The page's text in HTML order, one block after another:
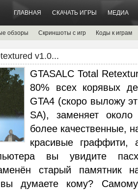
ГЛАВНАЯ СКАЧАТЬ ИГРЫ МЕДИА
обзоры Скриншоты с игр Коды к играм
v1.0...
GTASALC Total
80% всех корявых
GTA4 (скоро выложу
SA), заменяет
более качественные,
красивые граффити,
вы увидите
старый памятник
вы думаете кому?